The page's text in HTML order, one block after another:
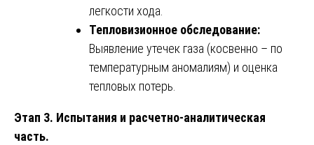
легкости хода.
Тепловизионное обследование:
Выявление утечек газа (косвенно – по
температурным аномалиям) и оценка
тепловых потерь.
Этап 3. Испытания и расчетно-аналитическая
часть.